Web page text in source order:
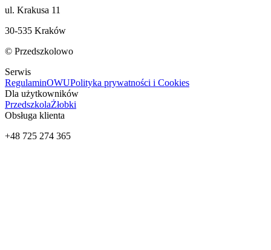
ul. Krakusa 11
30-535 Kraków
© Przedszkolowo
Serwis
RegulaminOWUPolityka prywatności i Cookies
Dla użytkowników
PrzedszkolaŻłobki
Obsługa klienta
+48 725 274 365